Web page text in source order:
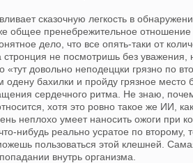
сказочную легкость в
общее пренебрежительное отношение
дело, что все опять-таки от
стронция не посмотришь без
«тут довольно неподеццки грязно по
одену бахилки и пройду грязное место
сердечного ритма. Не знаю,
хотя это ровно такое же ИИ,
неплохо умеет наносить ожоги при
нибудь реально усратое по второму,
пользоваться этой клешней.
внутрь организма.